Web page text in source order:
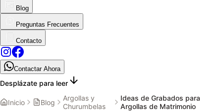
Blog
Preguntas Frecuentes
Contacto
Contactar Ahora
Desplázate para leer
Inicio Blog
Argollas y
Churumbelas
Ideas de Grabados para
Argollas de Matrimonio